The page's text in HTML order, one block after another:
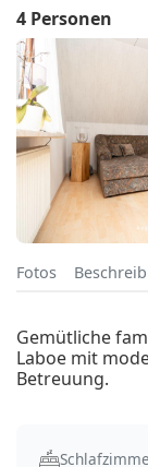
4 Personen
Fotos
Gemütliche
Laboe mit
Betreuung.